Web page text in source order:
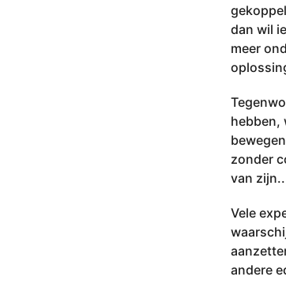
dan wil
meer
hebben,
zonder
van zijn..
Vele
andere